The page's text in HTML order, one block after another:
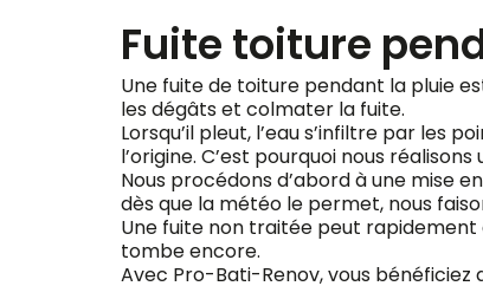
Fuite toiture
Une fuite de toiture pendant la pluie
les dégâts et colmater la fuite.
Lorsqu’il pleut, l’eau s’infiltre par les
l’origine. C’est pourquoi nous
Nous procédons d’abord à une mise
dès que la météo le permet, nous
Une fuite non traitée peut rapidement
tombe encore.
Avec Pro-Bati-Renov, vous